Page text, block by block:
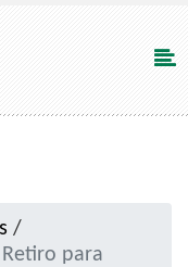
/
para